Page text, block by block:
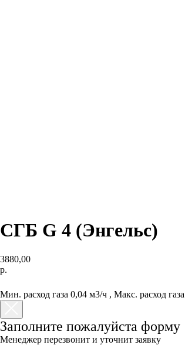
СГБ G 4 (Энгельс)
3880,00
р.
Мин. расход газа 0,04 м3/ч , Макс. расход
Заполните пожалуйста форму
Менеджер перезвонит и уточнит заявку